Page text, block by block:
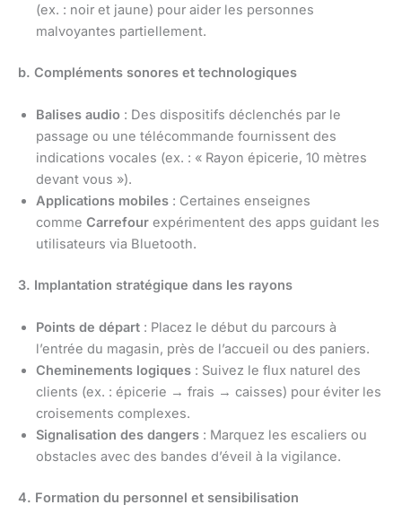
(ex. : noir et jaune) pour aider les personnes
malvoyantes partiellement.
b. Compléments sonores et technologiques
Balises audio : Des dispositifs déclenchés par le
passage ou une télécommande fournissent des
indications vocales (ex. : « Rayon épicerie, 10 mètres
devant vous »).
Applications mobiles : Certaines enseignes
comme Carrefour expérimentent des apps guidant les
utilisateurs via Bluetooth.
3. Implantation stratégique dans les rayons
Points de départ : Placez le début du parcours à
l’entrée du magasin, près de l’accueil ou des paniers.
Cheminements logiques : Suivez le flux naturel des
clients (ex. : épicerie → frais → caisses) pour éviter les
croisements complexes.
Signalisation des dangers : Marquez les escaliers ou
obstacles avec des bandes d’éveil à la vigilance.
4. Formation du personnel et sensibilisation